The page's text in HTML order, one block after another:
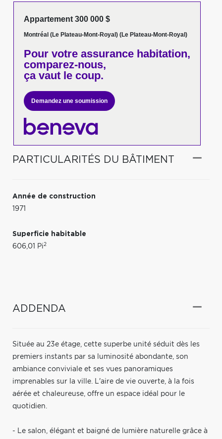
Appartement 300 000 $
Montréal (Le Plateau-Mont-Royal) (Le Plateau-Mont-Royal)
Pour votreassurance habitation,
comparez-nous,
ça vaut le coup.
Demandez une soumission
PARTICULARITÉS DU BÂTIMENT
Année de construction
1971
Superficie habitable
606,01 Pi2
ADDENDA
Située au 23e étage, cette superbe unité séduit dès les
premiers instants par sa luminosité abondante, son
ambiance conviviale et ses vues panoramiques
imprenables sur la ville. L'aire de vie ouverte, à la fois
aérée et chaleureuse, offre un espace idéal pour le
quotidien.
- Le salon, élégant et baigné de lumière naturelle grâce à